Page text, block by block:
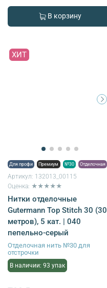
В корзину
ХИТ
Для профи Премиум №30 Отделочная
Артикул: 132013_00115
Оценка: ★★★★★
Нитки отделочные
Gutermann Top Stitch 30 (30
метров), 5 кат. | 040
пепельно-серый
Отделочная нить №30 для
отстрочки
В наличии: 93 упак